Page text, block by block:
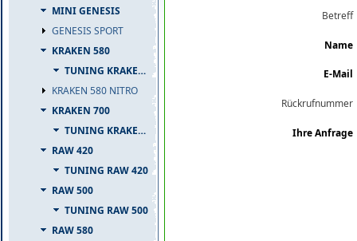
MINI GENESIS
GENESIS SPORT
KRAKEN 580
TUNING KRAKEN 580
KRAKEN 580 NITRO
KRAKEN 700
TUNING KRAKEN 700
RAW 420
TUNING RAW 420
RAW 500
TUNING RAW 500
RAW 580
Betreff
Name
E-Mail
Rückrufnummer
Ihre Anfrage